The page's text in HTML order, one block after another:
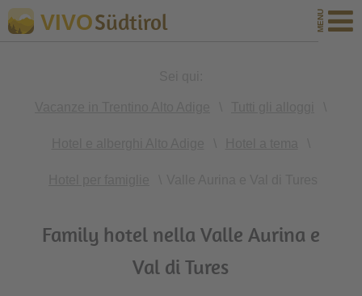
VIVOSüdtirol
Family hotel nella Valle Aurina e
Val di Tures